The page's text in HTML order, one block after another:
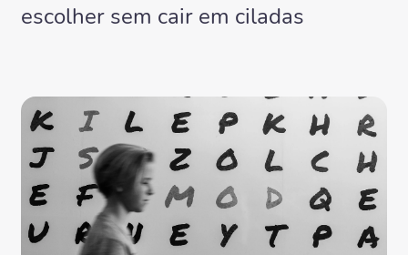
escolher sem cair em ciladas